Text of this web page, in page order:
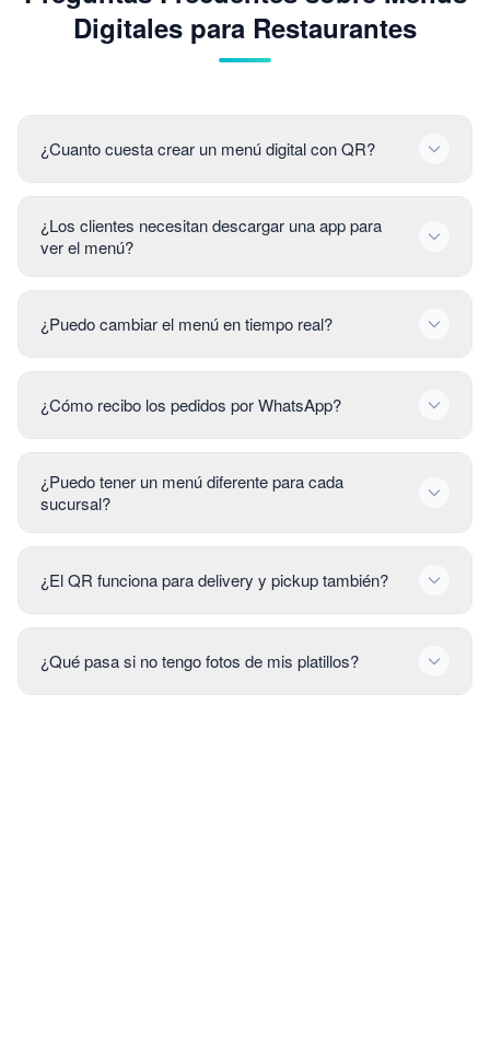
Digitales para Restaurantes
¿Cuanto cuesta crear un menú digital con QR?
¿Los clientes necesitan descargar una app para
ver el menú?
¿Puedo cambiar el menú en tiempo real?
¿Cómo recibo los pedidos por WhatsApp?
¿Puedo tener un menú diferente para cada
sucursal?
¿El QR funciona para delivery y pickup también?
¿Qué pasa si no tengo fotos de mis platillos?